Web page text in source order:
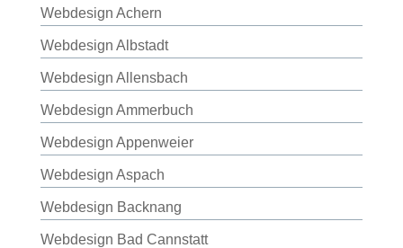
Webdesign Achern
Webdesign Albstadt
Webdesign Allensbach
Webdesign Ammerbuch
Webdesign Appenweier
Webdesign Aspach
Webdesign Backnang
Webdesign Bad Cannstatt